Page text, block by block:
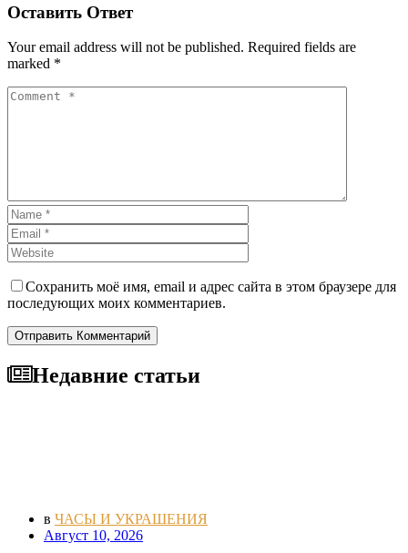
Оставить Ответ
Your email address will not be published. Required fields are
marked *
Сохранить моё имя, email и адрес сайта в этом браузере для
последующих моих комментариев.
Отправить Комментарий
Недавние статьи
в ЧАСЫ И УКРАШЕНИЯ
Август 10, 2026